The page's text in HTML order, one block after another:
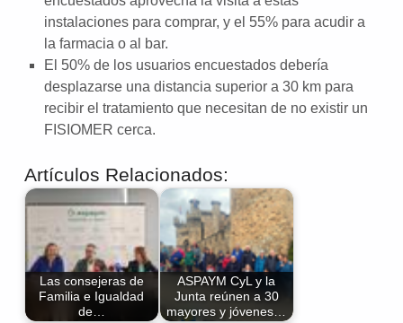
instalaciones para comprar, y el 55% para acudir a
la farmacia o al bar.
El 50% de los usuarios encuestados debería
desplazarse una distancia superior a 30 km para
recibir el tratamiento que necesitan de no existir un
FISIOMER cerca.
Artículos Relacionados:
Las consejeras de
Familia e Igualdad
de…
ASPAYM CyL y la
Junta reúnen a 30
mayores y jóvenes…